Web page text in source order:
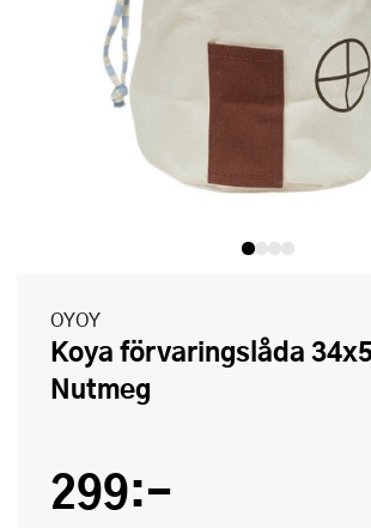
OYOY
Koya förvaringslåda 34x52 cm
Nutmeg
299:-